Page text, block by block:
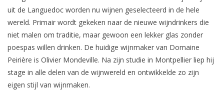
uit de Languedoc worden nu wijnen geselecteerd in de hele
wereld. Primair wordt gekeken naar de nieuwe wijndrinkers die
niet malen om traditie, maar gewoon een lekker glas zonder
poespas willen drinken. De huidige wijnmaker van Domaine
Peirière is Olivier Mondeville. Na zijn studie in Montpellier liep hij
stage in alle delen van de wijnwereld en ontwikkelde zo zijn
eigen stijl van wijnmaken.